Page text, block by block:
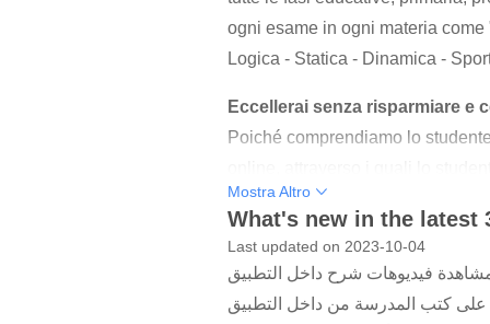
ogni esame in ogni materia
Logica - Statica - Dinamica -
Eccellerai senza risparmiare e
Poiché comprendiamo lo
docenti, docenti e professori, per
memorizzazione.
Video esplicativi e libri di
L'applicazione contiene video
Mostra Altro
What's new in the latest
Last updated on 2023-10-04
فيديوهات شرح داخل التطبيق
على كتب المدرسة من داخل التطبيق